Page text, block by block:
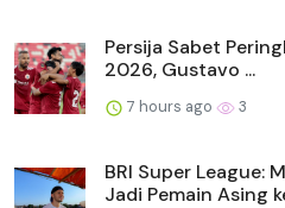
Persija Sabet
2026, Gustavo ...
7 hours ago 3
BRI Super League:
Jadi Pemain Asing